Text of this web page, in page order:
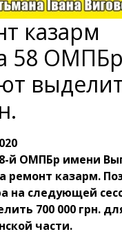
казарм
58 ОМПБр
й ОМПБр имени
ремонт казарм.
на следующей
700 000 грн.
части.